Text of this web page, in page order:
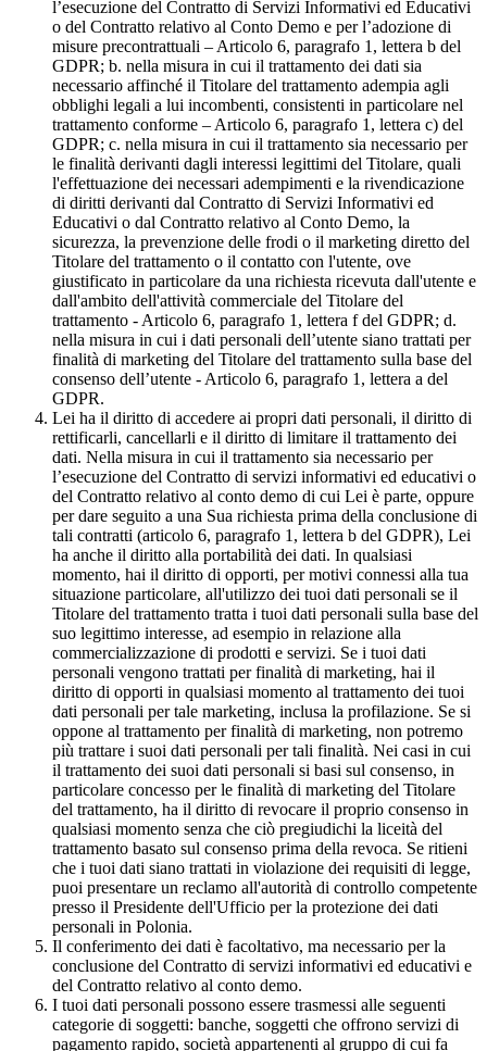
l’esecuzione del Contratto di Servizi Informativi ed Educativi
o del Contratto relativo al Conto Demo e per l’adozione di
misure precontrattuali – Articolo 6, paragrafo 1, lettera b del
GDPR; b. nella misura in cui il trattamento dei dati sia
necessario affinché il Titolare del trattamento adempia agli
obblighi legali a lui incombenti, consistenti in particolare nel
trattamento conforme – Articolo 6, paragrafo 1, lettera c) del
GDPR; c. nella misura in cui il trattamento sia necessario per
le finalità derivanti dagli interessi legittimi del Titolare, quali
l'effettuazione dei necessari adempimenti e la rivendicazione
di diritti derivanti dal Contratto di Servizi Informativi ed
Educativi o dal Contratto relativo al Conto Demo, la
sicurezza, la prevenzione delle frodi o il marketing diretto del
Titolare del trattamento o il contatto con l'utente, ove
giustificato in particolare da una richiesta ricevuta dall'utente e
dall'ambito dell'attività commerciale del Titolare del
trattamento - Articolo 6, paragrafo 1, lettera f del GDPR; d.
nella misura in cui i dati personali dell’utente siano trattati per
finalità di marketing del Titolare del trattamento sulla base del
consenso dell’utente - Articolo 6, paragrafo 1, lettera a del
GDPR.
Lei ha il diritto di accedere ai propri dati personali, il diritto di
rettificarli, cancellarli e il diritto di limitare il trattamento dei
dati. Nella misura in cui il trattamento sia necessario per
l’esecuzione del Contratto di servizi informativi ed educativi o
del Contratto relativo al conto demo di cui Lei è parte, oppure
per dare seguito a una Sua richiesta prima della conclusione di
tali contratti (articolo 6, paragrafo 1, lettera b del GDPR), Lei
ha anche il diritto alla portabilità dei dati. In qualsiasi
momento, hai il diritto di opporti, per motivi connessi alla tua
situazione particolare, all'utilizzo dei tuoi dati personali se il
Titolare del trattamento tratta i tuoi dati personali sulla base del
suo legittimo interesse, ad esempio in relazione alla
commercializzazione di prodotti e servizi. Se i tuoi dati
personali vengono trattati per finalità di marketing, hai il
diritto di opporti in qualsiasi momento al trattamento dei tuoi
dati personali per tale marketing, inclusa la profilazione. Se si
oppone al trattamento per finalità di marketing, non potremo
più trattare i suoi dati personali per tali finalità. Nei casi in cui
il trattamento dei suoi dati personali si basi sul consenso, in
particolare concesso per le finalità di marketing del Titolare
del trattamento, ha il diritto di revocare il proprio consenso in
qualsiasi momento senza che ciò pregiudichi la liceità del
trattamento basato sul consenso prima della revoca. Se ritieni
che i tuoi dati siano trattati in violazione dei requisiti di legge,
puoi presentare un reclamo all'autorità di controllo competente
presso il Presidente dell'Ufficio per la protezione dei dati
personali in Polonia.
Il conferimento dei dati è facoltativo, ma necessario per la
conclusione del Contratto di servizi informativi ed educativi e
del Contratto relativo al conto demo.
I tuoi dati personali possono essere trasmessi alle seguenti
categorie di soggetti: banche, soggetti che offrono servizi di
pagamento rapido, società appartenenti al gruppo di cui fa